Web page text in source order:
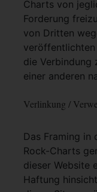
Charts von
Forderung
von Dritten
die Verbindung
einer anderen
Verlinkung /
Das Framing in
Rock-Charts
dieser Website
Haftung